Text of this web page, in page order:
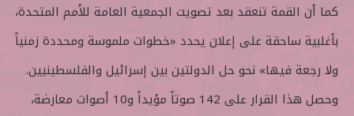
كما أن القمة تنعقد بعد تصويت الجمعية العامة للأمم المتحدة،
بأغلبية ساحقة على إعلان يحدد «خطوات ملموسة ومحددة زمنياً
ولا رجعة فيها» نحو حل الدولتين بين إسرائيل والفلسطينيين.
وحصل هذا القرار على 142 صوتاً مؤيداً و10 أصوات معارضة،